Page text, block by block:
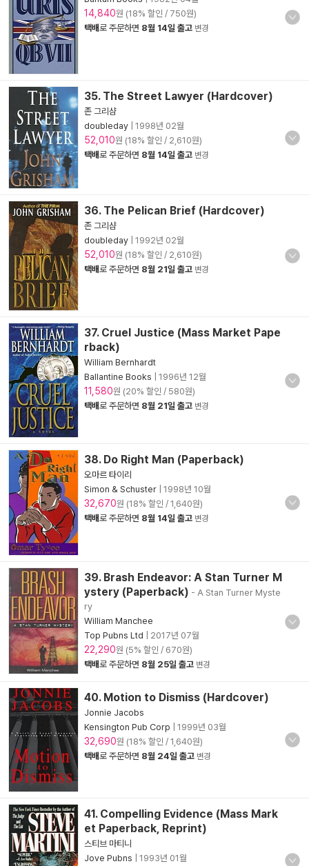
14,840원 (18% 할인 / 750원)
택배로 주문하면 8월 14일 출고 변경
35. The Street Lawyer (Hardcover)
존 그리샴
doubleday
1998년 02월
52,010원 (18% 할인 / 2,610원)
택배로 주문하면 8월 14일 출고 변경
36. The Pelican Brief (Hardcover)
존 그리샴
doubleday
1992년 02월
52,010원 (18% 할인 / 2,610원)
택배로 주문하면 8월 21일 출고 변경
37. Cruel Justice (Mass Market Pape
rback)
William Bernhardt
Ballantine Books
1996년 12월
11,580원 (20% 할인 / 580원)
택배로 주문하면 8월 21일 출고 변경
38. Do Right Man (Paperback)
오마르 타이리
Simon & Schuster
1998년 10월
32,670원 (18% 할인 / 1,640원)
택배로 주문하면 8월 14일 출고 변경
39. Brash Endeavor: A Stan Turner M
ystery (Paperback) - A Stan Turner Myste
ry
William Manchee
Top Pubns Ltd
2017년 07월
22,290원 (5% 할인 / 670원)
택배로 주문하면 8월 25일 출고 변경
40. Motion to Dismiss (Hardcover)
Jonnie Jacobs
Kensington Pub Corp
1999년 03월
32,690원 (18% 할인 / 1,640원)
택배로 주문하면 8월 24일 출고 변경
41. Compelling Evidence (Mass Mark
et Paperback, Reprint)
스티브 마티니
Jove Pubns
1993년 01월